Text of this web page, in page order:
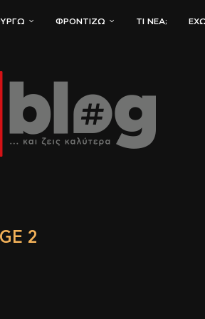
ΦΡΟΝΤΊΖΩ ΤΙ ΝΈΑ;
2